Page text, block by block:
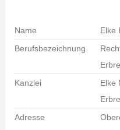
Name
Elke
Berufsbezeichnung
Kanzlei
Elke
Adresse